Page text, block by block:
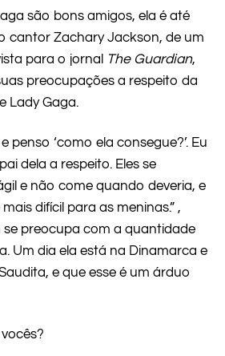
são bons amigos, ela é até
cantor Zachary Jackson, de um
para o jornal
The Guardian,
preocupações a respeito da
Lady Gaga.
penso ‘como ela consegue?’. Eu
dela a respeito. Eles se
e não come quando deveria, e
difícil para as meninas.” ,
se preocupa com a quantidade
Um dia ela está na Dinamarca e
e que esse é um árduo